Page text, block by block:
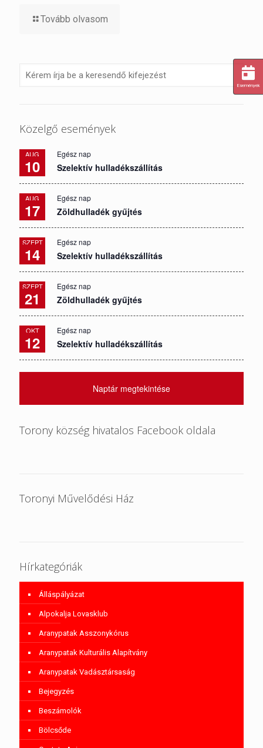
Tovább olvasom
Közelgő események
AUG
10
Egész nap
Szelektív hulladékszállítás
AUG
17
Egész nap
Zöldhulladék gyűjtés
SZEPT
14
Egész nap
Szelektív hulladékszállítás
SZEPT
21
Egész nap
Zöldhulladék gyűjtés
OKT
12
Egész nap
Szelektív hulladékszállítás
Naptár megtekintése
Torony község hivatalos Facebook oldala
Toronyi Művelődési Ház
Hírkategóriák
Álláspályázat
Alpokalja Lovasklub
Aranypatak Asszonykórus
Aranypatak Kulturális Alapítvány
Aranypatak Vadásztársaság
Bejegyzés
Beszámolók
Bölcsőde
Események